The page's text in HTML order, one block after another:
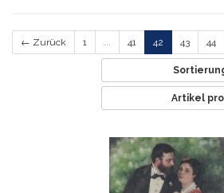
← Zurück 1 ... 41 42 43 44
Artikel